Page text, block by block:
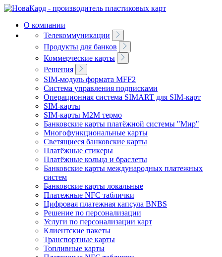
О компании
Телекоммуникации
Продукты для банков
Коммерческие карты
Решения
SIM-модуль формата MFF2
Система управления подписками
Операционная система SIMART для SIM-карт
SIM-карты
SIM-карты M2M термо
Банковские карты платёжной системы "Мир"
Многофункциональные карты
Светящиеся банковские карты
Платёжные стикеры
Платёжные кольца и браслеты
Банковские карты международных платежных
систем
Банковские карты локальные
Платeжные NFC таблички
Цифровая платeжная капсула BNBS
Решение по персонализации
Услуги по персонализации карт
Клиентские пакеты
Транспортные карты
Топливные карты